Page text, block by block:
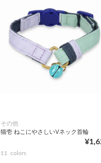
その他
猫壱 ねこにやさしいⅤネック首輪
11 colors